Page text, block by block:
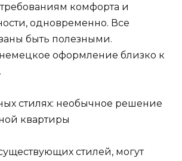
комфорта и
одновременно. Все
быть полезными.
оформление близко к
стилях: необычное решение
квартиры
стилей, могут